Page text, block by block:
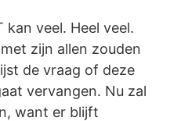
kan veel. Heel veel.
zijn allen zouden
de vraag of deze
vervangen. Nu zal
want er blijft